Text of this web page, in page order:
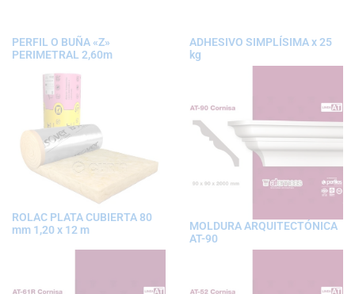
PERFIL O BUÑA «Z»
PERIMETRAL 2,60m
ADHESIVO SIMPLÍSIMA x 25
kg
ROLAC PLATA CUBIERTA 80
mm 1,20 x 12 m
MOLDURA ARQUITECTÓNICA
AT-90